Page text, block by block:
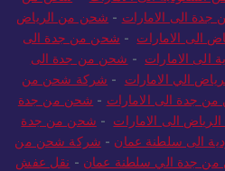
الى الامارات - شحن من الرياض
الى الامارات - شحن من جدة الى
الامارات - شحن من جدة الى
الي الامارات - شركة شحن من
جدة الى الامارات - شحن من جدة
الى الامارات - شحن من جدة
الى سلطنة عمان - شركة شحن من
جدة الي سلطنة عمان - نقل عفش